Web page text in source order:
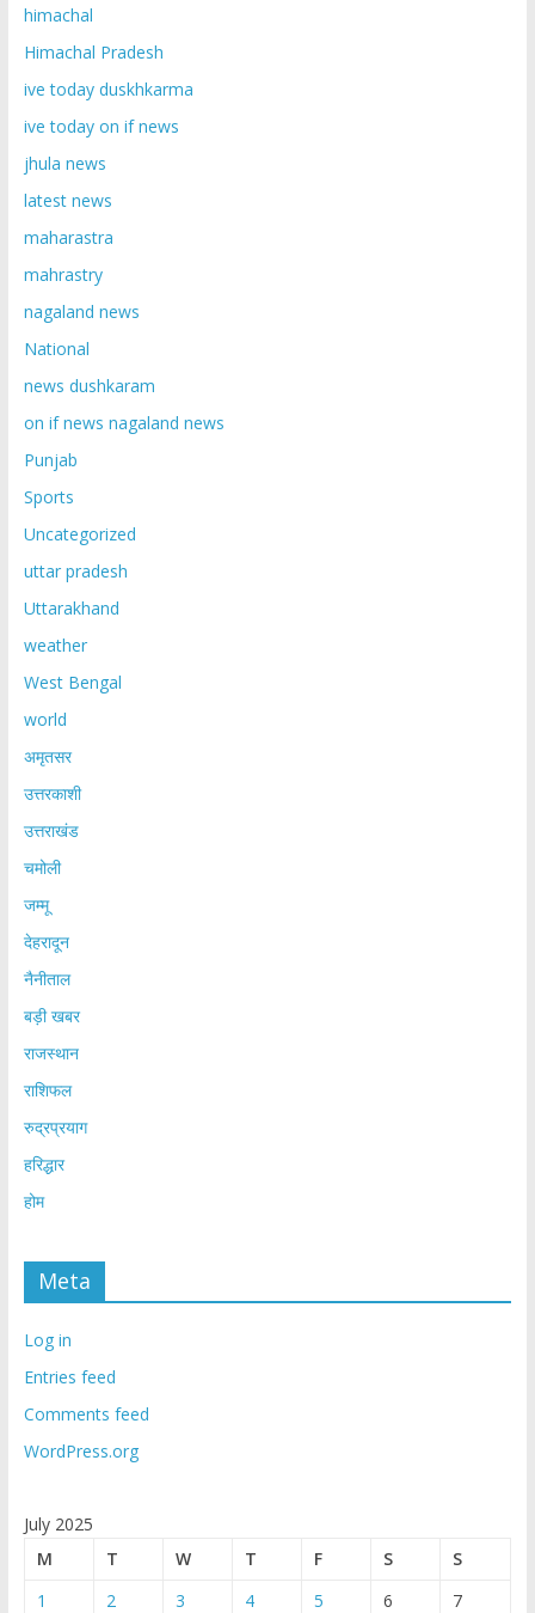
himachal
Himachal Pradesh
ive today duskhkarma
ive today on if news
jhula news
latest news
maharastra
mahrastry
nagaland news
National
news dushkaram
on if news nagaland news
Punjab
Sports
Uncategorized
uttar pradesh
Uttarakhand
weather
West Bengal
world
अमृतसर
उत्तरकाशी
उत्तराखंड
चमोली
जम्मू
देहरादून
नैनीताल
बड़ी खबर
राजस्थान
राशिफल
रुद्रप्रयाग
हरिद्धार
होम
Meta
Log in
Entries feed
Comments feed
WordPress.org
July 2025
M
T W T F S
S
1
2 3 4 5 6 7